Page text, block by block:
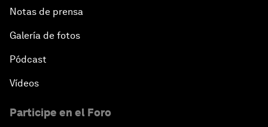
Notas de prensa
Galería de fotos
Pódcast
Vídeos
Participe en el Foro